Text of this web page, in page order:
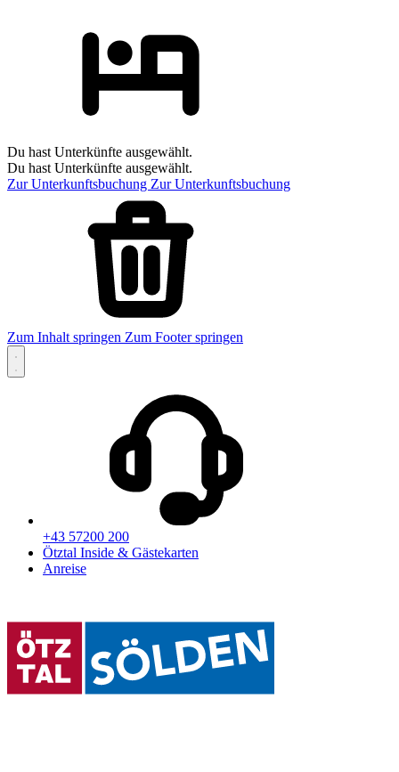
Du hast Unterkünfte ausgewählt.
Du hast Unterkünfte ausgewählt.
Zur Unterkunftsbuchung Zur Unterkunftsbuchung
Zum Inhalt springen Zum Footer springen
+43 57200 200
Ötztal Inside & Gästekarten
Anreise